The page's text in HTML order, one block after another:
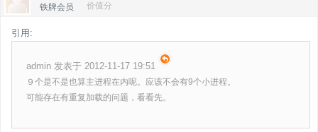
铁牌会员
价值分
引用:
admin 发表于 2012-11-17 19:51
９个是不是也算主进程在内呢。应该不会有9个小进程。
可能存在有重复加载的问题，看看先。